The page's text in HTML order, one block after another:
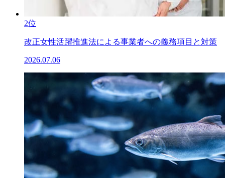
2位
改正女性活躍推進法による事業者への義務項目と対策
2026.07.06